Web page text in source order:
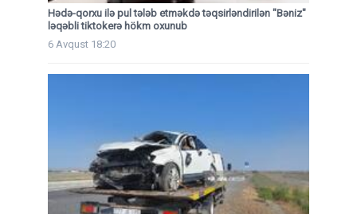
Hədə-qorxu ilə pul tələb etməkdə təqsirləndirilən "Bəniz"
ləqəbli tiktokerə hökm oxunub
6 Avqust 18:20